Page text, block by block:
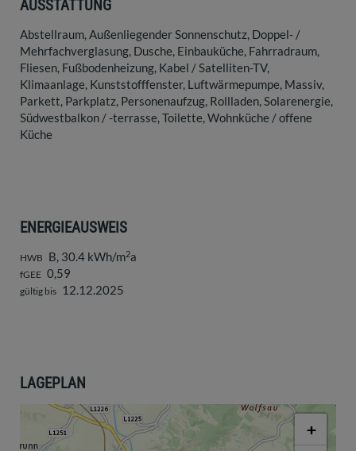
AUSSTATTUNG
Abstellraum Außenliegender Sonnenschutz Doppel- /
Mehrfachverglasung Dusche Einbauküche Fahrradraum
Fliesen Fußbodenheizung Kabel / Satelliten-TV
Klimaanlage Kunststofffenster Luftwärmepumpe Massiv
Parkett Parkplatz Personenaufzug Rollladen Solarenergie
Südwestbalkon / -terrasse Toilette Wohnküche / offene
Küche
ENERGIEAUSWEIS
HWB B, 30.4 kWh/m2a
fGEE 0,59
gültig bis 12.12.2025
LAGEPLAN
+